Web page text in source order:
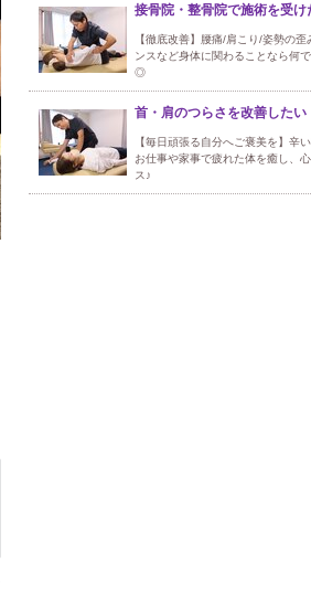
接骨院・整骨院で施術を受け
【徹底改善】腰痛/肩こり/姿勢の
ンスなど身体に関わることなら何
◎
首・肩のつらさを改善したい
【毎日頑張る自分へご褒美を】辛
お仕事や家事で疲れた体を癒し、
ス♪